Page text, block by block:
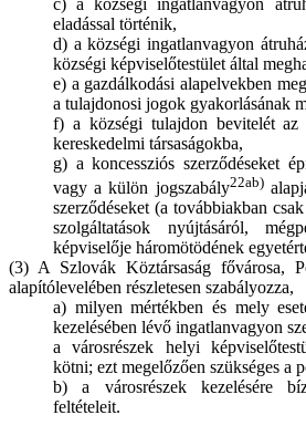
eladással történik,
d) a községi ingatlanvagyon
községi képviselőtestület által
e) a gazdálkodási alapelvekben
a tulajdonosi jogok gyakorlásának
f) a községi tulajdon bevitelét
kereskedelmi társaságokba,
g) a koncessziós szerződéseket
vagy a külön jogszabály22ab)
szerződéseket (a továbbiakban
szolgáltatások nyújtásáról,
képviselője háromötödének
(3) A Szlovák Köztársaság fővárosa,
alapítólevelében részletesen szabályozza,
a) milyen mértékben és mely
kezelésében lévő ingatlanvagyon
a városrészek helyi
kötni; ezt megelőzően szükséges a
b) a városrészek kezelésére
feltételeit.